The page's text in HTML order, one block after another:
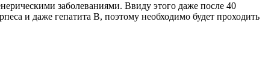
заболеваниями. Ввиду этого даже после 40
и даже гепатита В, поэтому необходимо будет проходить